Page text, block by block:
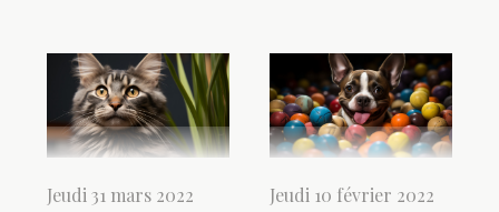
Jeudi 31 mars 2022
Jeudi 10 février 2022